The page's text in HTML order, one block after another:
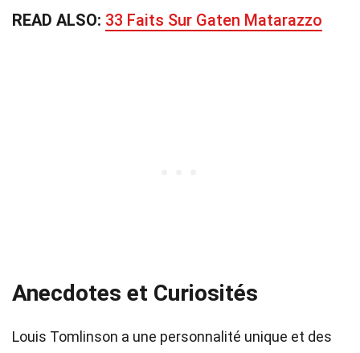
READ ALSO: 33 Faits Sur Gaten Matarazzo
Anecdotes et Curiosités
Louis Tomlinson a une personnalité unique et des